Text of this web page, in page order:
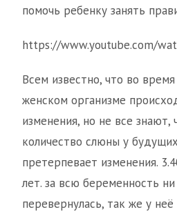
помочь ребенку занять
https://www.youtube.com/
Всем известно, что во
женском организме
изменения, но не все знают,
количество слюны у
претерпевает изменения.
лет. за всю беременность ни
перевернулась, так же у